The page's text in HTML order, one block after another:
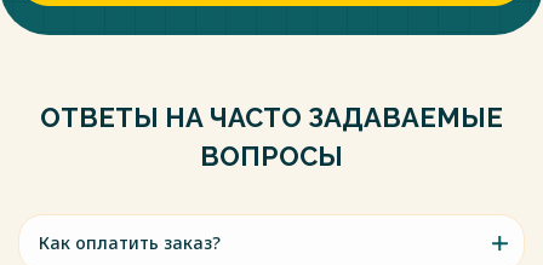
ОТВЕТЫ НА ЧАСТО ЗАДАВАЕМЫЕ
ВОПРОСЫ
Как оплатить заказ?